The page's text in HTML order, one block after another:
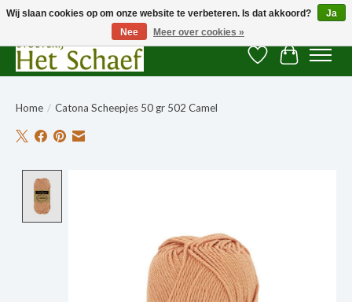
Verlanglijst
Home / Catona Scheepjes 50 gr 502 Camel
Wij slaan cookies op om onze website te verbeteren. Is dat akkoord?
Ja
Nee
Meer over cookies »